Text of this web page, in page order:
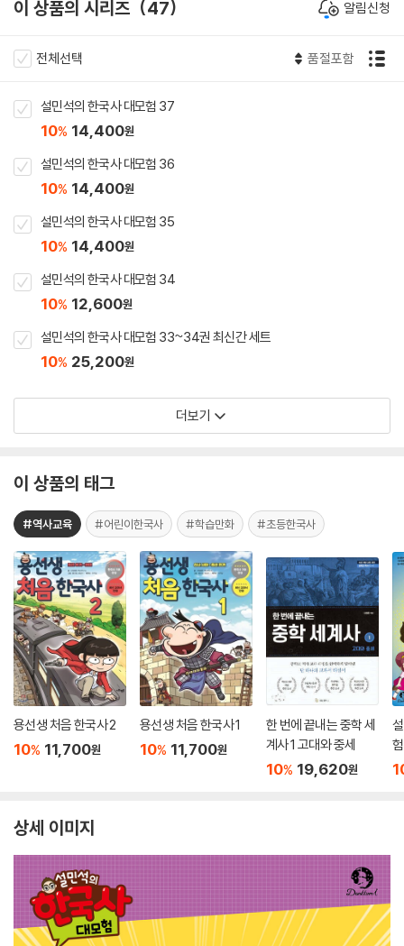
이 상품의 시리즈 47 알림신청
전체선택 품절포함
설민석의 한국사 대모험 37
10% 14,400원
설민석의 한국사 대모험 36
10% 14,400원
설민석의 한국사 대모험 35
10% 14,400원
설민석의 한국사 대모험 34
10% 12,600원
설민석의 한국사 대모험 33~34권 최신간 세트
10% 25,200원
더보기
이 상품의 태그
#역사교육 #어린이한국사 #학습만화 #초등한국사
용선생 처음 한국사 2
10% 11,700원
용선생 처음 한국사 1
10% 11,700원
한 번에 끝내는 중학 세
계사 1 고대와 중세
10% 19,620원
상세 이미지